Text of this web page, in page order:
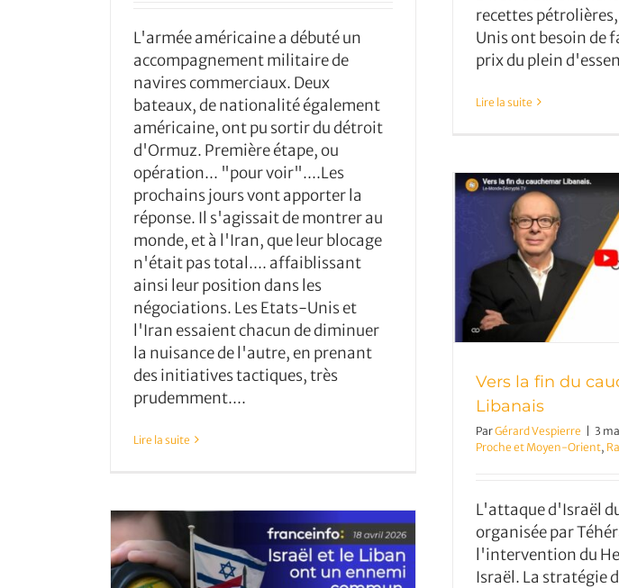
recettes
Unis ont besoin de
prix du plein
Lire la suite
L'armée américaine a débuté un
accompagnement militaire de
navires commerciaux. Deux
bateaux, de nationalité également
américaine, ont pu sortir du détroit
d'Ormuz. Première étape, ou
opération... "pour voir"....Les
prochains jours vont apporter la
réponse. Il s'agissait de montrer au
monde, et à l'Iran, que leur blocage
n'était pas total.... affaiblissant
ainsi leur position dans les
négociations. Les Etats-Unis et
l'Iran essaient chacun de diminuer
la nuisance de l'autre, en prenant
des initiatives tactiques, très
prudemment....
Lire la suite
Vers la fin du cauchemar Libanais
Vers la fin du
Libanais
ParGérard Vespierre | 3
Proche et Moyen-Orient,
L'attaque d'Israël
organisée par
l'intervention du
Israël. La stratégie